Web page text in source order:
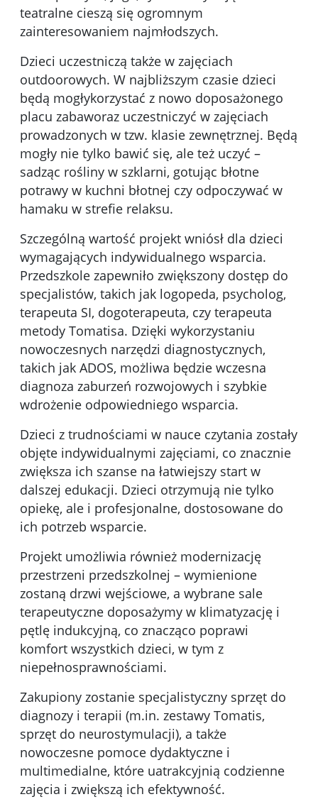
teatralne cieszą się ogromnym
zainteresowaniem najmłodszych.
Dzieci uczestniczą także w zajęciach
outdoorowych. W najbliższym czasie dzieci
będą mogłykorzystać z nowo doposażonego
placu zabaworaz uczestniczyć w zajęciach
prowadzonych w tzw. klasie zewnętrznej. Będą
mogły nie tylko bawić się, ale też uczyć –
sadząc rośliny w szklarni, gotując błotne
potrawy w kuchni błotnej czy odpoczywać w
hamaku w strefie relaksu.
Szczególną wartość projekt wniósł dla dzieci
wymagających indywidualnego wsparcia.
Przedszkole zapewniło zwiększony dostęp do
specjalistów, takich jak logopeda, psycholog,
terapeuta SI, dogoterapeuta, czy terapeuta
metody Tomatisa. Dzięki wykorzystaniu
nowoczesnych narzędzi diagnostycznych,
takich jak ADOS, możliwa będzie wczesna
diagnoza zaburzeń rozwojowych i szybkie
wdrożenie odpowiedniego wsparcia.
Dzieci z trudnościami w nauce czytania zostały
objęte indywidualnymi zajęciami, co znacznie
zwiększa ich szanse na łatwiejszy start w
dalszej edukacji. Dzieci otrzymują nie tylko
opiekę, ale i profesjonalne, dostosowane do
ich potrzeb wsparcie.
Projekt umożliwia również modernizację
przestrzeni przedszkolnej – wymienione
zostaną drzwi wejściowe, a wybrane sale
terapeutyczne doposażymy w klimatyzację i
pętlę indukcyjną, co znacząco poprawi
komfort wszystkich dzieci, w tym z
niepełnosprawnościami.
Zakupiony zostanie specjalistyczny sprzęt do
diagnozy i terapii (m.in. zestawy Tomatis,
sprzęt do neurostymulacji), a także
nowoczesne pomoce dydaktyczne i
multimedialne, które uatrakcyjnią codzienne
zajęcia i zwiększą ich efektywność.